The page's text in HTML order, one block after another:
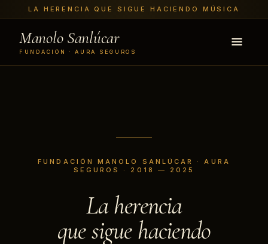
LA HERENCIA QUE SIGUE HACIENDO MÚSICA
Manolo Sanlúcar
FUNDACIÓN · AURA SEGUROS
FUNDACIÓN MANOLO SANLÚCAR · AURA
SEGUROS · 2018 — 2025
La herencia
que sigue haciendo